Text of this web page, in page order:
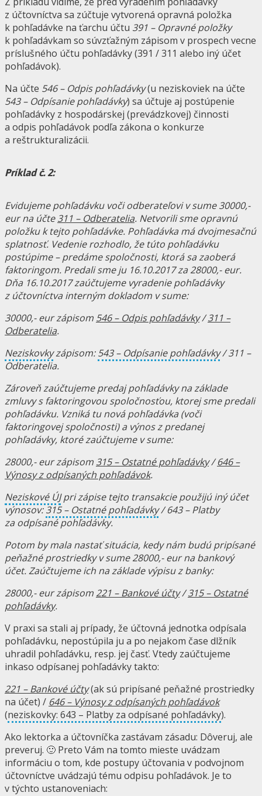
z účtovníctva sa zúčtuje vytvorená opravná položka
k pohľadávke na ťarchu účtu 391 – Opravné položky
k pohľadávkam so súvzťažným zápisom v prospech vecne
príslušného účtu pohľadávky (391 / 311 alebo iný účet
pohľadávok).
Na účte 546 – Odpis pohľadávky(u neziskoviek na účte
543 – Odpísanie pohľadávky) sa účtuje aj postúpenie
pohľadávky z hospodárskej (prevádzkovej) činnosti
a odpis pohľadávok podľa zákona o konkurze
a reštrukturalizácii.
Príklad č. 2:
Evidujeme pohľadávku voči odberateľovi v sume 30000,-
eur na účte311 – Odberatelia. Netvorili sme opravnú
položku k tejto pohľadávke. Pohľadávka má dvojmesačnú
splatnosť. Vedenie rozhodlo, že túto pohľadávku
postúpime – predáme spoločnosti, ktorá sa zaoberá
faktoringom. Predali sme ju 16.10.2017 za 28000,- eur.
Dňa 16.10.2017 zaúčtujeme vyradenie pohľadávky
z účtovníctva interným dokladom v sume:
30000,- eur zápisom 546 – Odpis pohľadávky/311 –
Odberatelia.
Neziskovkyzápisom:543 – Odpísanie pohľadávky/ 311 –
Odberatelia.
Zároveň zaúčtujeme predaj pohľadávky na základe
zmluvy s faktoringovou spoločnosťou, ktorej sme predali
pohľadávku. Vzniká tu nová pohľadávka (voči
faktoringovej spoločnosti) a výnos z predanej
pohľadávky, ktoré zaúčtujeme v sume:
28000,- eur zápisom 315 – Ostatné pohľadávky/646 –
Výnosy z odpísaných pohľadávok.
Neziskové ÚJpri zápise tejto transakcie použijú iný účet
výnosov:315 – Ostatné pohľadávky/ 643 – Platby
za odpísané pohľadávky.
Potom by mala nastať situácia, kedy nám budú pripísané
peňažné prostriedky v sume 28000,- eur na bankový
účet. Zaúčtujeme ich na základe výpisu z banky:
28000,- eur zápisom 221 – Bankové účty/315 – Ostatné
pohľadávky.
V praxi sa stali aj prípady, že účtovná jednotka odpísala
pohľadávku, nepostúpila ju a po nejakom čase dlžník
uhradil pohľadávku, resp. jej časť. Vtedy zaúčtujeme
inkaso odpísanej pohľadávky takto:
221 – Bankové účty(ak sú pripísané peňažné prostriedky
na účet) / 646 – Výnosy z odpísaných pohľadávok
(neziskovky: 643 – Platby za odpísané pohľadávky).
Ako lektorka a účtovníčka zastávam zásadu: Dôveruj, ale
preveruj. 🙂 Preto Vám na tomto mieste uvádzam
informáciu o tom, kde postupy účtovania v podvojnom
účtovníctve uvádzajú tému odpisu pohľadávok. Je to
v týchto ustanoveniach: